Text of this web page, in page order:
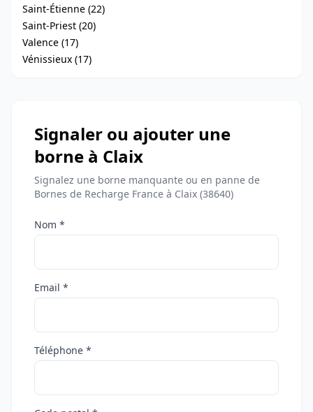
Saint-Étienne (22)
Saint-Priest (20)
Valence (17)
Vénissieux (17)
Signaler ou ajouter une
borne à Claix
Signalez une borne manquante ou en panne de
Bornes de Recharge France à Claix (38640)
Nom *
Email *
Téléphone *